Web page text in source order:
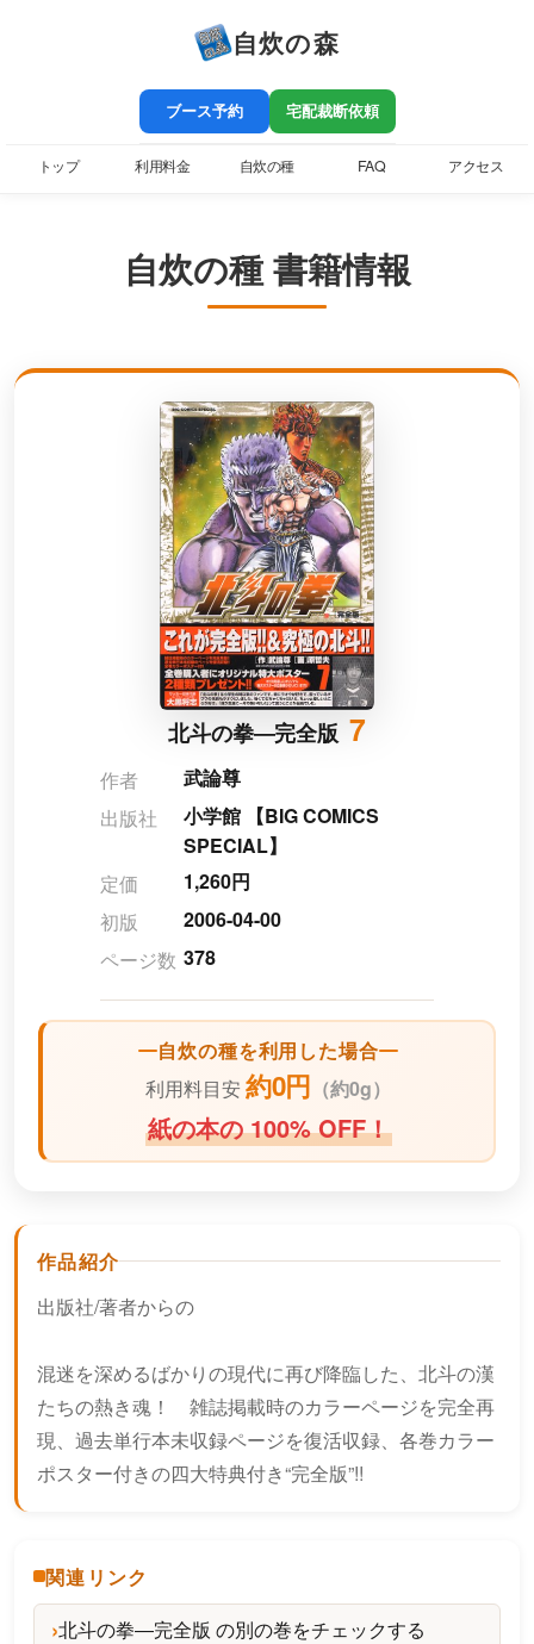
自炊の森
ブース予約 宅配裁断依頼
トップ 利用料金 自炊の種 FAQ アクセス
自炊の種 書籍情報
北斗の拳―完全版 7
作者
武論尊
出版社
小学館 【BIG COMICS
SPECIAL】
定価
1,260円
初版
2006-04-00
ページ数 378
自炊の種を利用した場合
利用料目安約0円 （約0g）
紙の本の 100% OFF！
作品紹介
出版社/著者からの
混迷を深めるばかりの現代に再び降臨した、北斗の漢
たちの熱き魂！ 雑誌掲載時のカラーページを完全再
現、過去単行本未収録ページを復活収録、各巻カラー
ポスター付きの四大特典付き“完全版”!!
関連リンク
北斗の拳―完全版 の別の巻をチェックする